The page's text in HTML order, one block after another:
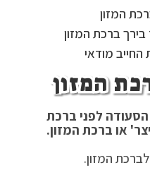
המזון
ברכת המזון
מודאי
המזון
לפני ברכת
או ברכת המזון.
המזון.